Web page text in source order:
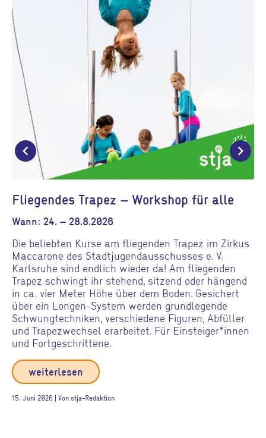
chevron_left
Fliegendes Trapez – Workshop für alle
Wann: 24. – 28.8.2026
Die beliebten Kurse am fliegenden Trapez im Zirkus
Maccarone des Stadtjugendausschusses e. V.
Karlsruhe sind endlich wieder da! Am fliegenden
Trapez schwingt ihr stehend, sitzend oder hängend
in ca. vier Meter Höhe über dem Boden. Gesichert
über ein Longen-System werden grundlegende
Schwungtechniken, verschiedene Figuren, Abfüller
und Trapezwechsel erarbeitet. Für Einsteiger*innen
und Fortgeschrittene.
weiterlesen
15. Juni 2026 | Von stja-Redaktion
chevron_right